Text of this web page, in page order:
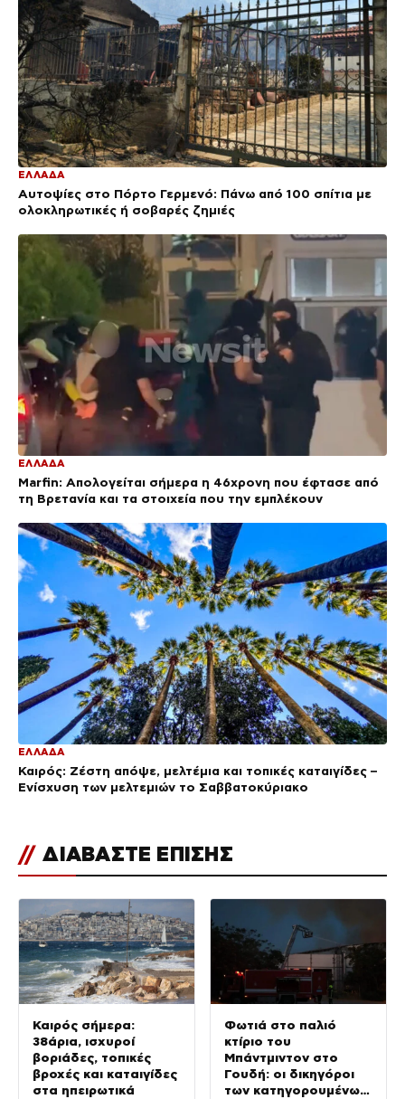
ΕΛΛΑΔΑ
Αυτοψίες στο Πόρτο Γερμενό: Πάνω από 100 σπίτια με
ολοκληρωτικές ή σοβαρές ζημιές
ΕΛΛΑΔΑ
Marfin: Απολογείται σήμερα η 46χρονη που έφτασε από
τη Βρετανία και τα στοιχεία που την εμπλέκουν
ΕΛΛΑΔΑ
Καιρός: Ζέστη απόψε, μελτέμια και τοπικές καταιγίδες –
Ενίσχυση των μελτεμιών το Σαββατοκύριακο
// ΔΙΑΒΑΣΤΕ ΕΠΙΣΗΣ
Καιρός σήμερα:
38άρια, ισχυροί
βοριάδες, τοπικές
βροχές και καταιγίδες
στα ηπειρωτικά
Φωτιά στο παλιό
κτίριο του
Μπάντμιντον στο
Γουδή: οι δικηγόροι
των κατηγορουμένων